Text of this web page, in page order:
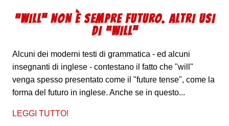
“WILL” NON È SEMPRE FUTURO. ALTRI USI
DI “WILL”
Alcuni dei moderni testi di grammatica - ed alcuni
insegnanti di inglese - contestano il fatto che "will"
venga spesso presentato come il "future tense", come la
forma del futuro in inglese. Anche se in questo...
LEGGI TUTTO!